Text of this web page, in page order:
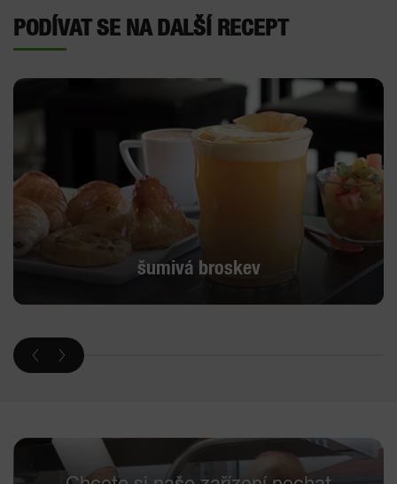
PODÍVAT SE NA DALŠÍ RECEPT
šumivá broskev